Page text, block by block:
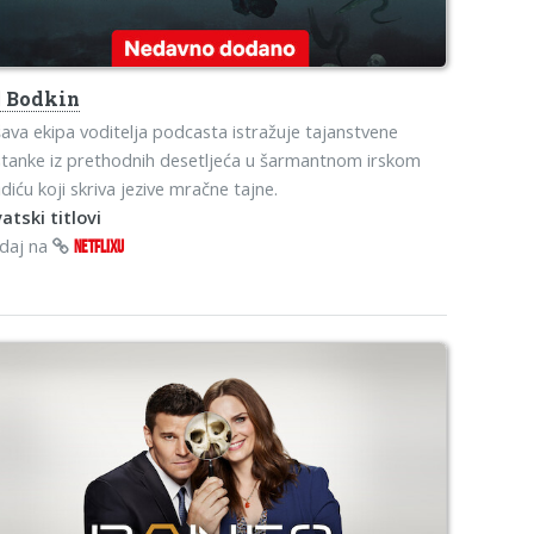
Bodkin
ekipa voditelja podcasta istražuje tajanstvene
iz prethodnih desetljeća u šarmantnom irskom
koji skriva jezive mračne tajne.
titlovi
na
NETFLIXU